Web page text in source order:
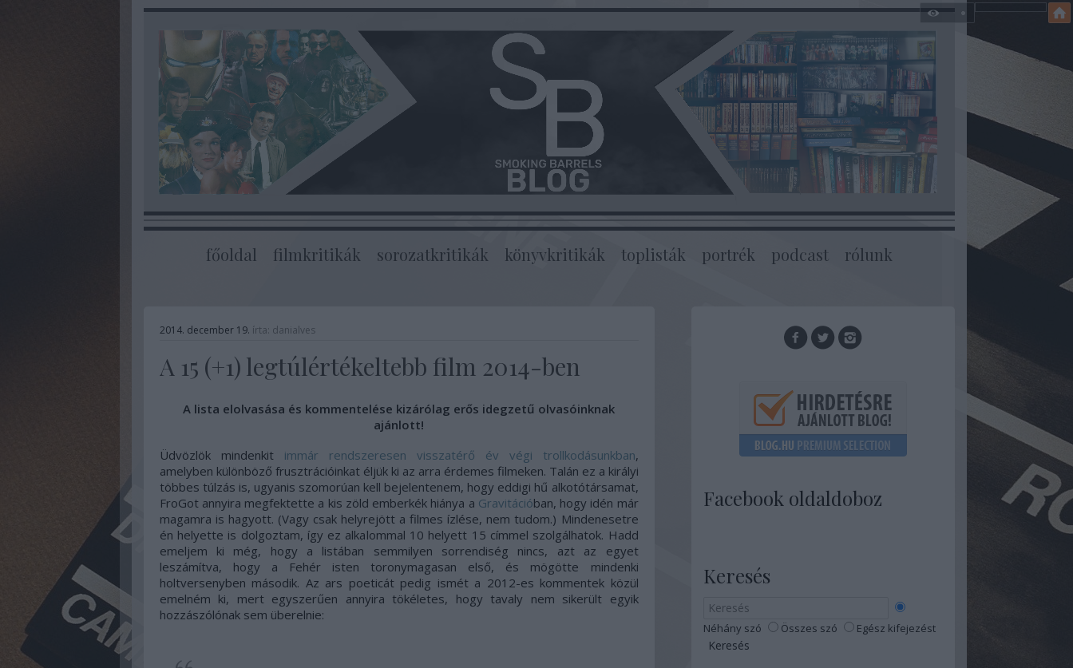
főoldal filmkritikák sorozatkritikák könyvkritikák toplisták portrék podcast rólunk
2014. december 19. írta: danialves
A 15 (+1) legtúlértékeltebb film 2014-ben
A lista elolvasása és kommentelése kizárólag erős idegzetű olvasóinknak
ajánlott!
Üdvözlök mindenkit immár rendszeresen visszatérő év végi trollkodásunkban,
amelyben különböző frusztrációinkat éljük ki az arra érdemes filmeken. Talán ez a királyi
többes túlzás is, ugyanis szomorúan kell bejelentenem, hogy eddigi hű alkotótársamat,
FroGot annyira megfektette a kis zöld emberkék hiánya a Gravitációban, hogy idén már
magamra is hagyott. (Vagy csak helyrejött a filmes ízlése, nem tudom.) Mindenesetre
én helyette is dolgoztam, így ez alkalommal 10 helyett 15 címmel szolgálhatok. Hadd
emeljem ki még, hogy a listában semmilyen sorrendiség nincs, azt az egyet
leszámítva, hogy a Fehér isten toronymagasan első, és mögötte mindenki
holtversenyben második. Az ars poeticát pedig ismét a 2012-es kommentek közül
emelném ki, mert egyszerűen annyira tökéletes, hogy tavaly nem sikerült egyik
hozzászólónak sem überelnie:
Facebook oldaldoboz
Keresés
Néhány szó Összes szó Egész kifejezést